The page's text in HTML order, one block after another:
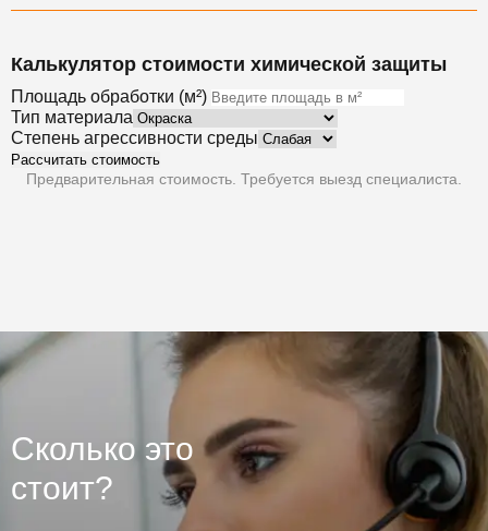
Калькулятор стоимости химической защиты
Площадь обработки (м²)
Тип материала
Степень агрессивности среды
Рассчитать стоимость
Предварительная стоимость. Требуется выезд специалиста.
Сколько это
стоит?